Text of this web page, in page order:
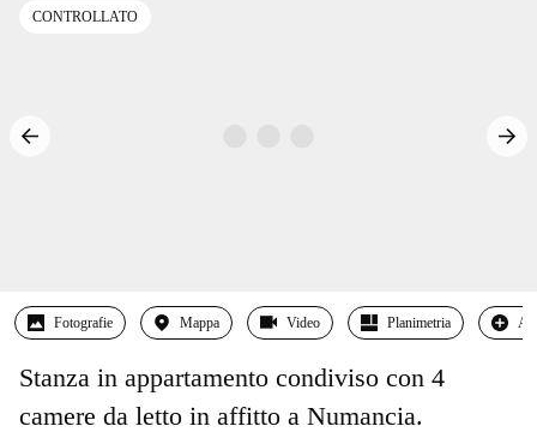
CONTROLLATO
Fotografie Mappa Video Planimetria
Stanza in appartamento condiviso con 4
camere da letto in affitto a Numancia.